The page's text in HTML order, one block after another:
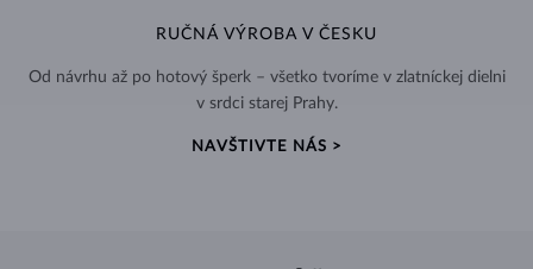
RUČNÁ VÝROBA V ČESKU
Od návrhu až po hotový šperk – všetko tvoríme v zlatníckej dielni
v srdci starej Prahy.
NAVŠTIVTE NÁS >